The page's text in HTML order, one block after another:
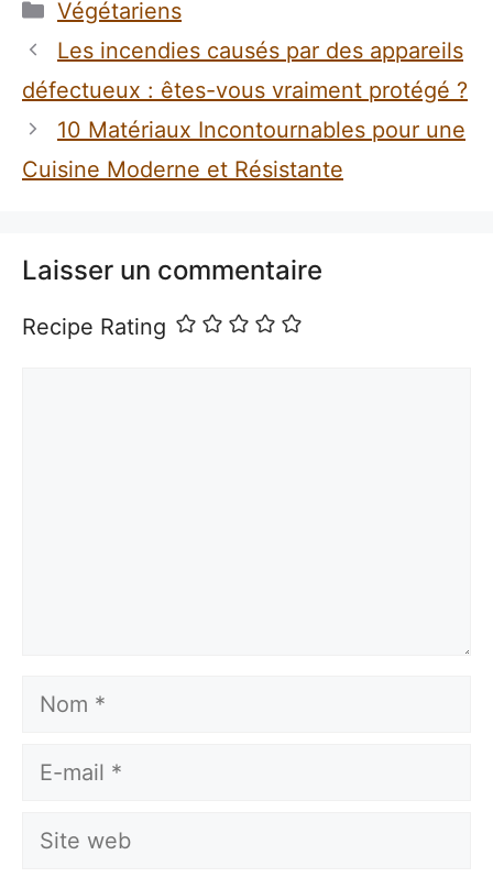
Catégories
Végétariens
Les incendies causés par des appareils
défectueux : êtes-vous vraiment protégé ?
10 Matériaux Incontournables pour une
Cuisine Moderne et Résistante
Laisser un commentaire
Recipe Rating
Nom
E-
Site